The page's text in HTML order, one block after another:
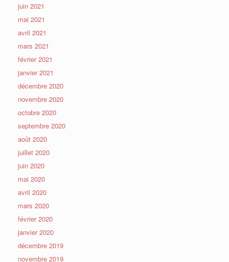
juin 2021
mai 2021
avril 2021
mars 2021
février 2021
janvier 2021
décembre 2020
novembre 2020
octobre 2020
septembre 2020
août 2020
juillet 2020
juin 2020
mai 2020
avril 2020
mars 2020
février 2020
janvier 2020
décembre 2019
novembre 2019